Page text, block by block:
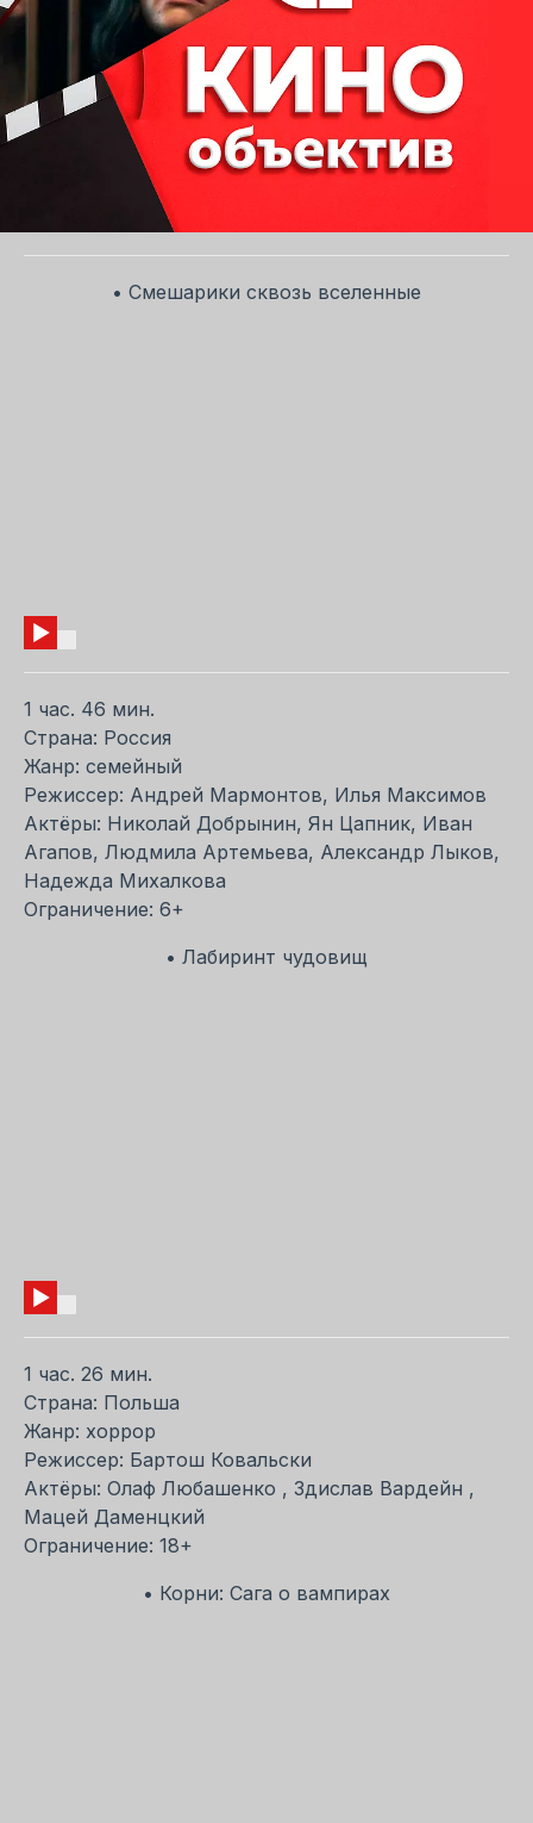
• Смешарики сквозь вселенные
1 час. 46 мин.
Страна: Россия
Жанр: семейный
Режиссер: Андрей Мармонтов, Илья Максимов
Актёры: Николай Добрынин, Ян Цапник, Иван
Агапов, Людмила Артемьева, Александр Лыков,
Надежда Михалкова
Ограничение: 6+
• Лабиринт чудовищ
1 час. 26 мин.
Страна: Польша
Жанр: хоррор
Режиссер: Бартош Ковальски
Актёры: Олаф Любашенко , Здислав Вардейн ,
Мацей Даменцкий
Ограничение: 18+
• Корни: Сага о вампирах